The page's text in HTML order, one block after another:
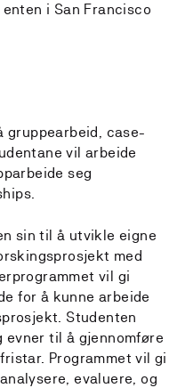
i San Francisco
gruppearbeid, case-
vil arbeide
seg
sin til å utvikle eigne
med
vil gi
for å kunne arbeide
Studenten
til å gjennomføre
Programmet vil gi
evaluere, og